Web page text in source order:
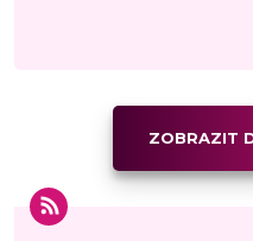
ZOBRAZIT